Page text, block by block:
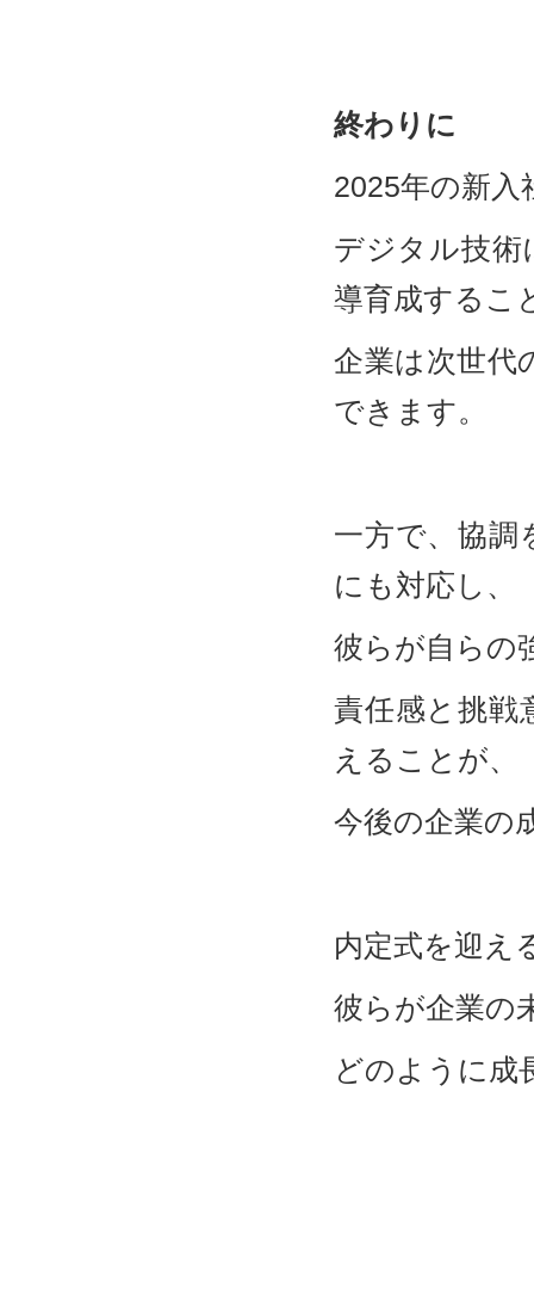
終わりに
2025年の新入
デジタル技術
導育成するこ
企業は次世代
できます。
一方で、協調
にも対応し、
彼らが自らの
責任感と挑戦
えることが、
今後の企業の
内定式を迎え
彼らが企業の
どのように成